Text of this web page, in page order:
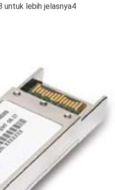
untuk lebih jelasnya4